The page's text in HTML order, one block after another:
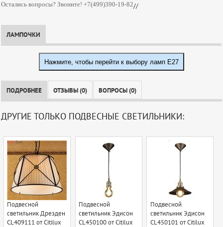
Остались вопросы? Звоните! +7(499)390-19-82//
ЛАМПОЧКИ
Нажмите, чтобы перейти к выбору ламп E27
ПОДРОБНЕЕ ОТЗЫВЫ (0) ВОПРОСЫ (0)
ДРУГИЕ ТОЛЬКО ПОДВЕСНЫЕ СВЕТИЛЬНИКИ:
Подвесной
светильник Дрезден
CL409111 от Citilux
Подвесной
светильник Эдисон
CL450100 от Citilux
Подвесной
светильник Эдисон
CL450101 от Citilux